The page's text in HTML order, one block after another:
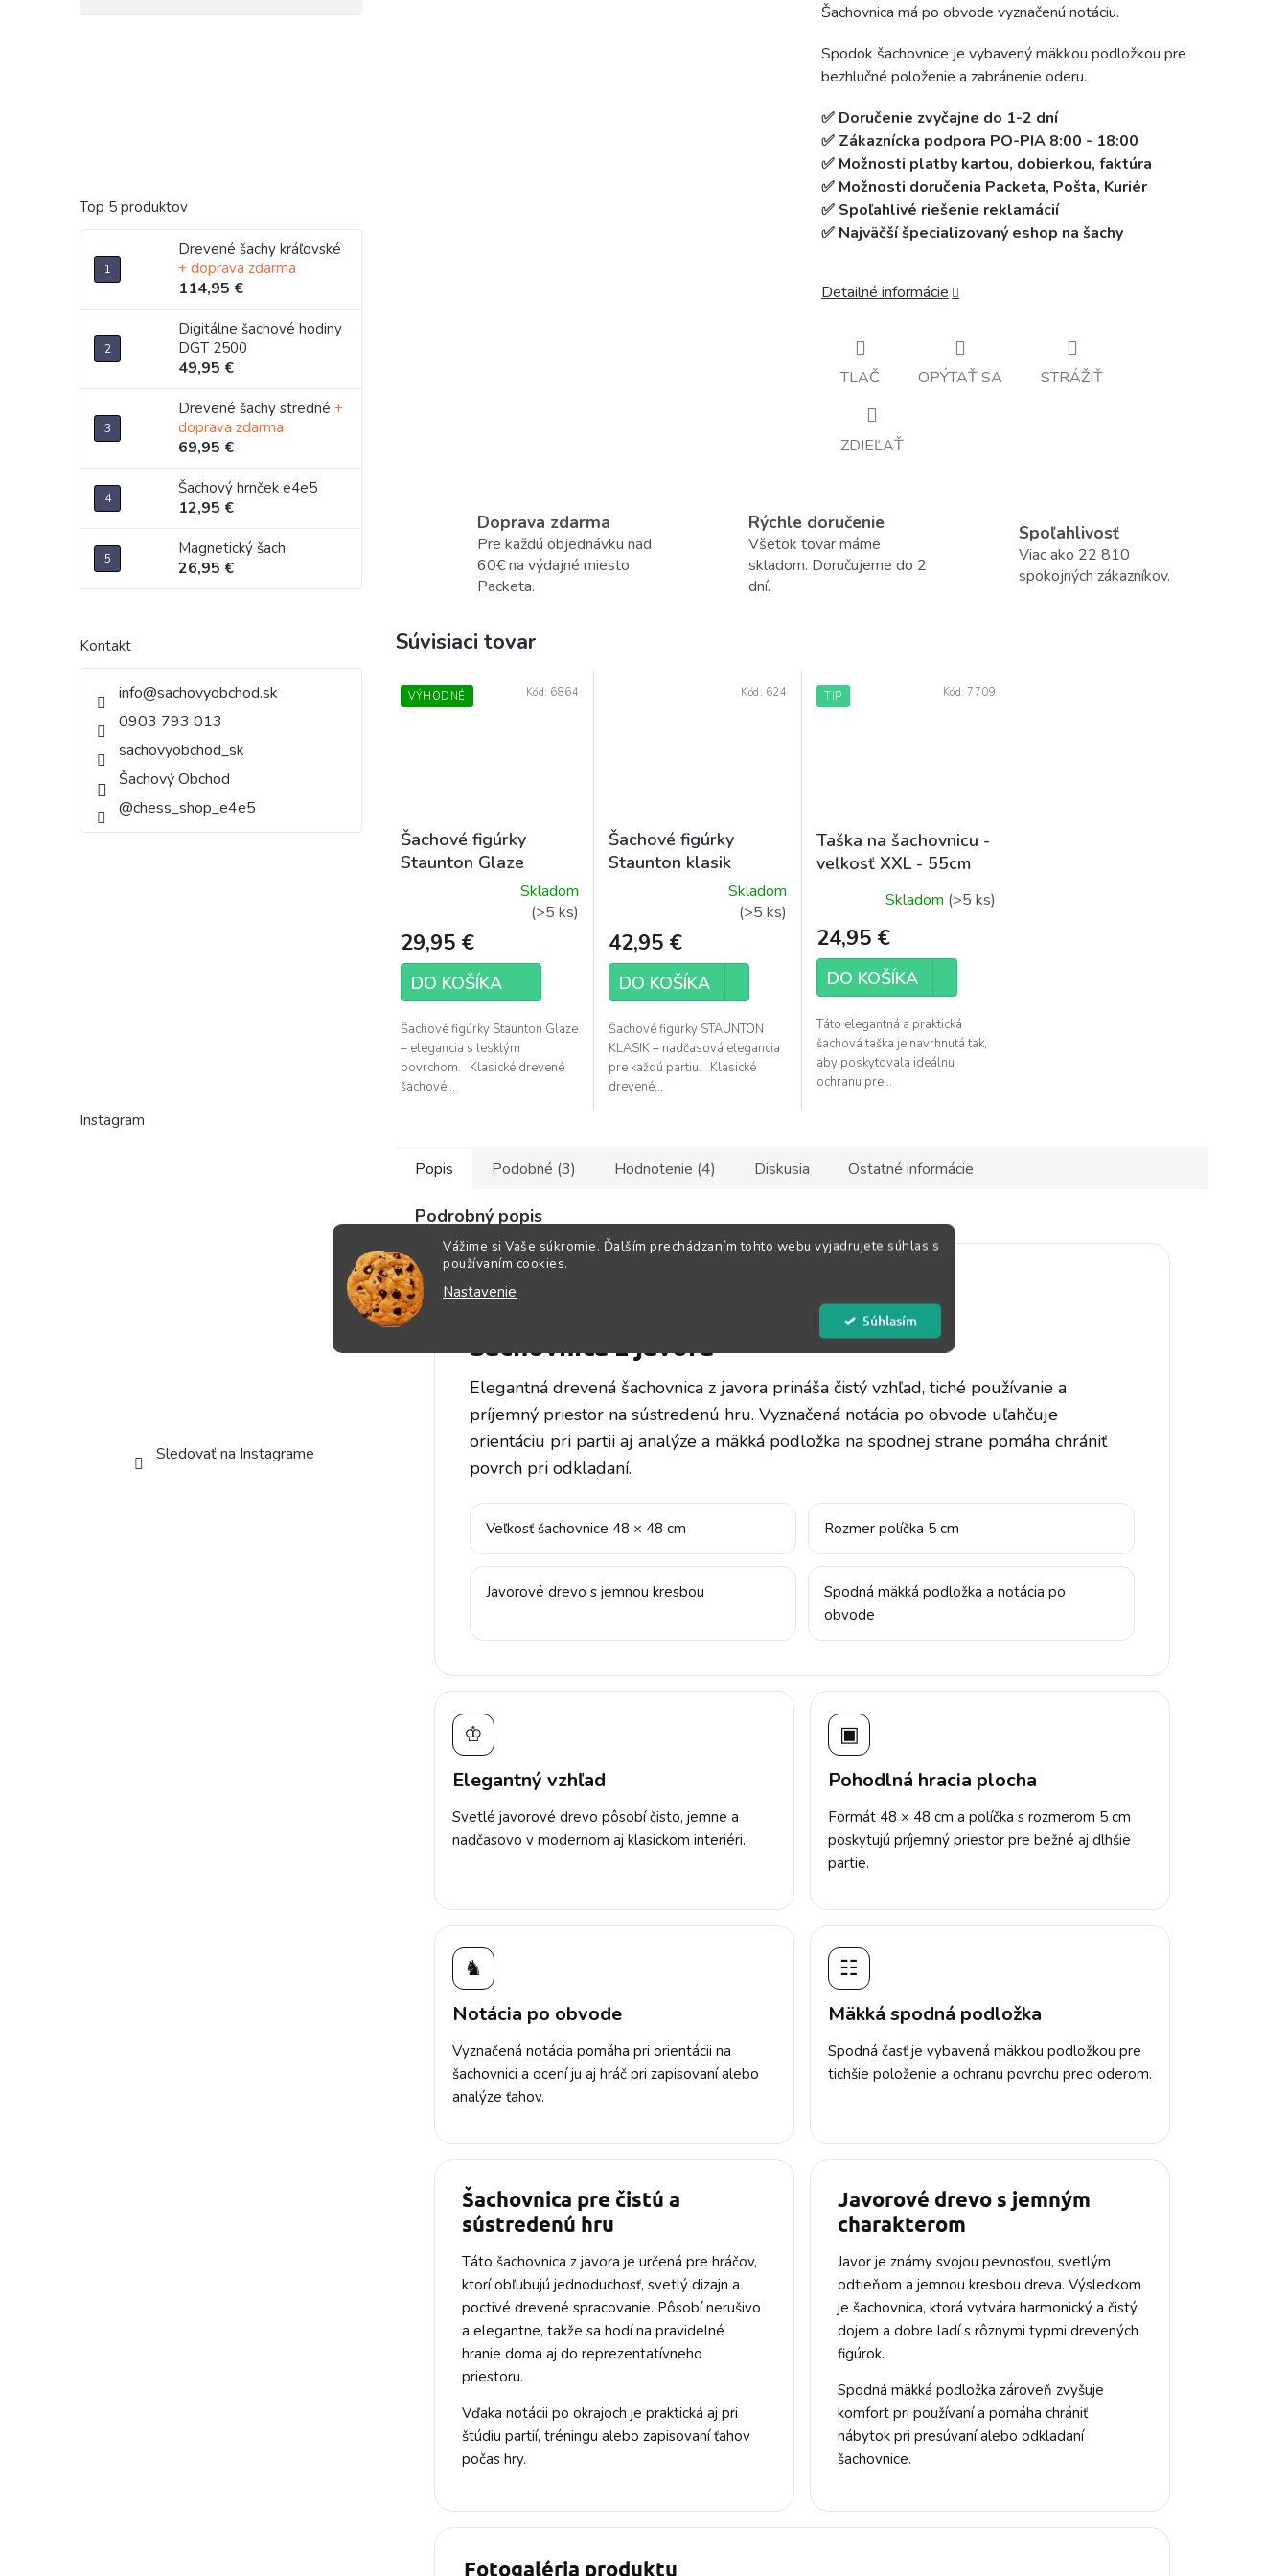
Vážime si Vaše súkromie. Ďalším prechádzaním tohto webu vyjadrujete súhlas s
používaním cookies.
Nastavenie
Súhlasím
Top 5 produktov
Drevené šachy kráľovské
+ doprava zdarma
114,95 €
Digitálne šachové hodiny
DGT 2500
49,95 €
Drevené šachy stredné +
doprava zdarma
69,95 €
Šachový hrnček e4e5
12,95 €
Magnetický šach
26,95 €
Kontakt
info@sachovyobchod.sk
0903 793 013
sachovyobchod_sk
Šachový Obchod
@chess_shop_e4e5
Instagram
Sledovať na Instagrame
Šachovnica má po obvode vyznačenú notáciu.
Spodok šachovnice je vybavený mäkkou podložkou pre
bezhlučné položenie a zabránenie oderu.
✅ Doručenie zvyčajne do 1-2 dní
✅ Zákaznícka podpora PO-PIA 8:00 - 18:00
✅ Možnosti platby kartou, dobierkou, faktúra
✅ Možnosti doručenia Packeta, Pošta, Kuriér
✅ Spoľahlivé riešenie reklamácií
✅ Najväčší špecializovaný eshop na šachy
Detailné informácie
TLAČ OPÝTAŤ SA STRÁŽIŤ
ZDIEĽAŤ
Doprava zdarma
Pre každú objednávku nad
60€ na výdajné miesto
Packeta.
Rýchle doručenie
Všetok tovar máme
skladom. Doručujeme do 2
dní.
Spoľahlivosť
Viac ako 22 810
spokojných zákazníkov.
Súvisiaci tovar
VÝHODNÉ
Šachové figúrky
Staunton Glaze
produktu
je
5,0
5
hviezdičiek.
Skladom
(>5 ks)
29,95 €
DO KOŠÍKA
Šachové figúrky Staunton Glaze
– elegancia s lesklým
povrchom. Klasické drevené
šachové...
Kód: 6864
Šachové figúrky
Staunton klasik
produktu
je
5,0
5
hviezdičiek.
Skladom
(>5 ks)
42,95 €
DO KOŠÍKA
Šachové figúrky STAUNTON
KLASIK – nadčasová elegancia
pre každú partiu. Klasické
drevené...
Kód: 624 TIP
Taška na šachovnicu -
veľkosť XXL - 55cm
Skladom (>5 ks)
24,95 €
DO KOŠÍKA
Táto elegantná a praktická
šachová taška je navrhnutá tak,
aby poskytovala ideálnu
ochranu pre...
Kód: 7709
Popis Podobné (3) Hodnotenie (4) Diskusia Ostatné informácie
Podrobný popis
DREVENÁ ŠACHOVNICA Z JAVORA
Šachovnica z javora
Elegantná drevená šachovnica z javora prináša čistý vzhľad, tiché používanie a
príjemný priestor na sústredenú hru. Vyznačená notácia po obvode uľahčuje
orientáciu pri partii aj analýze a mäkká podložka na spodnej strane pomáha chrániť
povrch pri odkladaní.
Veľkosť šachovnice 48 × 48 cm Rozmer políčka 5 cm
Javorové drevo s jemnou kresbou
Spodná mäkká podložka a notácia po
obvode
♔
Elegantný vzhľad
Svetlé javorové drevo pôsobí čisto, jemne a
nadčasovo v modernom aj klasickom interiéri.
▣
Pohodlná hracia plocha
Formát 48 × 48 cm a políčka s rozmerom 5 cm
poskytujú príjemný priestor pre bežné aj dlhšie
partie.
♞
Notácia po obvode
Vyznačená notácia pomáha pri orientácii na
šachovnici a ocení ju aj hráč pri zapisovaní alebo
analýze ťahov.
☷
Mäkká spodná podložka
Spodná časť je vybavená mäkkou podložkou pre
tichšie položenie a ochranu povrchu pred oderom.
Šachovnica pre čistú a
sústredenú hru
Táto šachovnica z javora je určená pre hráčov,
ktorí obľubujú jednoduchosť, svetlý dizajn a
poctivé drevené spracovanie. Pôsobí nerušivo
a elegantne, takže sa hodí na pravidelné
hranie doma aj do reprezentatívneho
priestoru.
Vďaka notácii po okrajoch je praktická aj pri
štúdiu partií, tréningu alebo zapisovaní ťahov
počas hry.
Javorové drevo s jemným
charakterom
Javor je známy svojou pevnosťou, svetlým
odtieňom a jemnou kresbou dreva. Výsledkom
je šachovnica, ktorá vytvára harmonický a čistý
dojem a dobre ladí s rôznymi typmi drevených
figúrok.
Spodná mäkká podložka zároveň zvyšuje
komfort pri používaní a pomáha chrániť
nábytok pri presúvaní alebo odkladaní
šachovnice.
Fotogaléria produktu